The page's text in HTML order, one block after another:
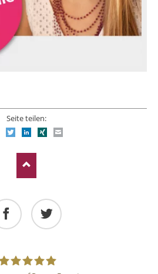
Seite teilen:
FacebookTwitterLinkedIn
Xing